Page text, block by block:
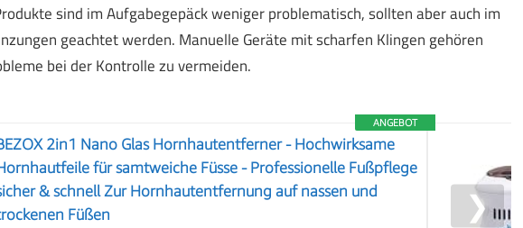
sind im Aufgabegepäck weniger problematisch, sollten aber auch im
geachtet werden. Manuelle Geräte mit scharfen Klingen gehören
bei der Kontrolle zu vermeiden.
ANGEBOT
2in1 Nano Glas Hornhautentferner - Hochwirksame
für samtweiche Füsse - Professionelle Fußpflege
& schnell Zur Hornhautentfernung auf nassen und
Füßen
❯